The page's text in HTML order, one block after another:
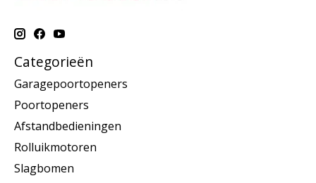
Categorieën
Garagepoortopeners
Poortopeners
Afstandbedieningen
Rolluikmotoren
Slagbomen